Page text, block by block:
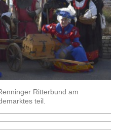
Ritterbund am
teil.